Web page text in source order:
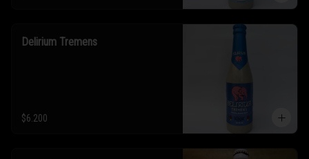
Delirium Tremens
$6.200